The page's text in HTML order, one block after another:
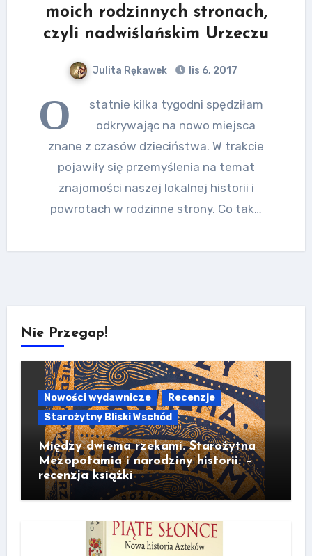
moich rodzinnych stronach,
czyli nadwiślańskim Urzeczu
Julita Rękawek lis 6, 2017
O
statnie kilka tygodni spędziłam
odkrywając na nowo miejsca
znane z czasów dzieciństwa. W trakcie
pojawiły się przemyślenia na temat
znajomości naszej lokalnej historii i
powrotach w rodzinne strony. Co tak…
Nie Przegap!
Nowości wydawnicze
Recenzje
Starożytny Bliski Wschód
Między dwiema rzekami. Starożytna
Mezopotamia i narodziny historii. –
recenzja książki